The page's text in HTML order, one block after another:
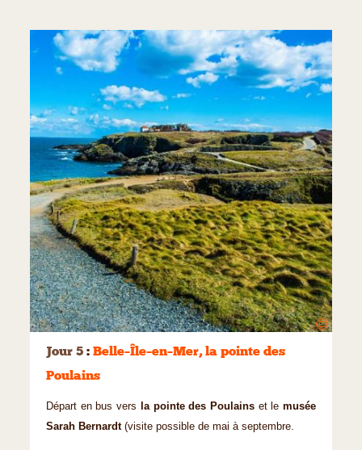
©
Jour 5 : Belle–Île–en–Mer, la pointe des
Poulains
Départ en bus vers la pointe des Poulains et lemusée
Sarah Bernardt(visite possible de mai à septembre.